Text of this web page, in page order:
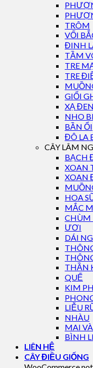
TRÔM
VỐI
ĐINH
TẦM
TRE
TRE
GIỔI
XẠ ĐEN
NHO
BẦN ỔI
ĐÔ LA
CÂY LÂM
BẠCH
XOAN
XOAN
HOA
MẮC
CHÙM
ƯƠI
DÁI
THẦN
QUẾ
KIM
LIỄU
NHÀU
MAI
BÌNH
LIÊN HỆ
CÂY ĐIỀU GIỐNG